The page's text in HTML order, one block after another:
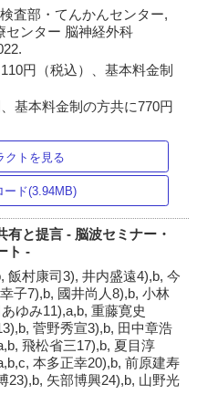
査部・てんかんセンター,
センター 脳神経外科
円（税込）、基本料金制
基本料金制の方共に770円
クトを見る
ード(3.94MB)
と提言 - 脳波セミナー・
ト -
飯村康司3), 井内盛遠4),b, 今
子7),b, 國井尚人8),b, 小林
ゆみ11),a,b, 重藤寛史
菅野秀宣3),b, 田中章浩
飛松省三17),b, 夏目淳
本多正幸20),b, 前原建寿
23),b, 矢部博興24),b, 山野光